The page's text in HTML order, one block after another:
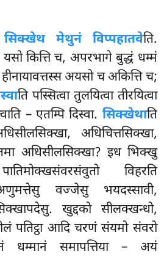
सिक्खेथ मेथुनं विप्पहातवेति.
कित्ति च, अपरभागे बुद्धं धम्मं
अयसो च अकित्ति च;
ति पस्सित्वा तुलयित्वा तीरयित्वा
– एतम्पि दिस्वा. सिक्खेथाति
अधिचित्तसिक्खा,
अधिसीलसिक्खा? इध भिक्खु
विहरति
अणुमत्तेसु वज्जेसु भयदस्सावी,
खुद्दको सीलक्खन्धो,
पतिट्ठा आदि चरणं संयमो संवरो
समापत्तिया – अयं